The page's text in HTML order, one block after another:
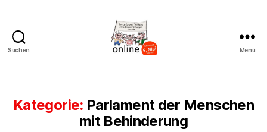
Suchen Menü
Kategorie: Parlament der Menschen
mit Behinderung